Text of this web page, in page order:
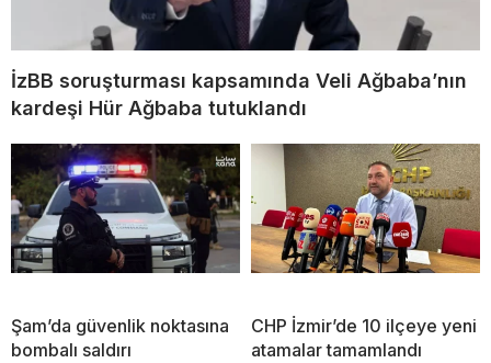
İzBB soruşturması kapsamında Veli Ağbaba’nın
kardeşi Hür Ağbaba tutuklandı
Şam’da güvenlik noktasına
bombalı saldırı
CHP İzmir’de 10 ilçeye yeni
atamalar tamamlandı